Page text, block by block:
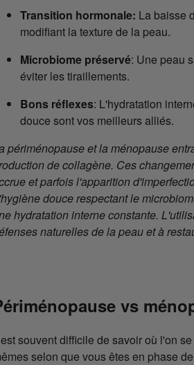
Transition hormonale: La baisse
modifiant la texture de la peau.
Microbiome préservé: Une peau
éviter les tiraillements.
Bons réflexes: L'hydratation
douce sont vos meilleurs alliés.
périménopause et la ménopause
de collagène. Ces
et parfois l'apparition
douce respectant le
hydratation interne constante.
naturelles de la peau et à
vs
souvent difficile de savoir où l'on
selon que vous êtes en phase